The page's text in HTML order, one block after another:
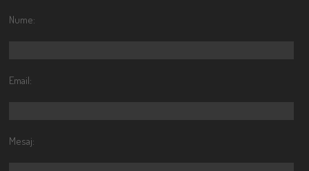
Nume:
Email:
Mesaj: